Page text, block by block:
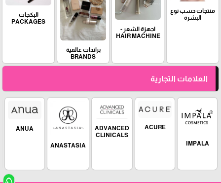
منتجات حسب نوع
البشرة
اجهزة الشعر -
HAIR MACHINE
براندات عالمية
BRANDS
البكجات
PACKAGES
العلامات التجارية
IMPALA
ACURE
ADVANCED
CLINICALS
ANASTASIA
ANUA